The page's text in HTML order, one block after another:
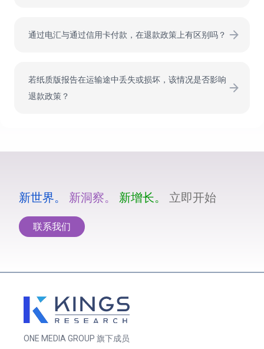
完成必要的内部审批。
通过电汇与通过信用卡付款，在退款政策上有区别吗？
于确保所有交易的一致性和可追责性。
若纸质版报告在运输途中丢失或损坏，该情况是否影响
退款政策？
新世界。 新洞察。 新增长。 立即开始
联系我们
ONE MEDIA GROUP 旗下成员